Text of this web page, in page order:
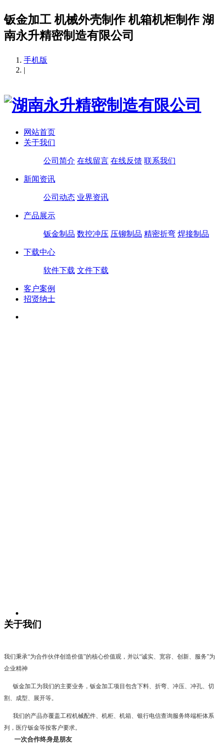
钣金加工 机械外壳制作 机箱机柜制作 湖
南永升精密制造有限公司
手机版
|
网站首页
关于我们
公司简介 在线留言 在线反馈 联系我们
新闻资讯
公司动态 业界资讯
产品展示
钣金制品 数控冲压 压铆制品 精密折弯 焊接制品
下载中心
软件下载 文件下载
客户案例
招贤纳士
关于我们
我们秉承“为合作伙伴创造价值”的核心价值观，并以“诚实、宽容、创新、服务”为
企业精神
钣金加工为我们的主要业务，钣金加工项目包含下料、折弯、冲压、冲孔、切
割、成型、展开等。
我们的产品亦覆盖工程机械配件、机柜、机箱、银行电信查询服务终端柜体系
列，医疗钣金等按客户要求。
一次合作终身是朋友